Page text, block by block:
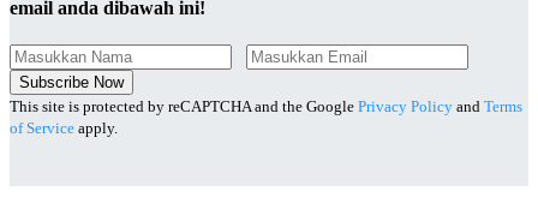
email anda dibawah ini!
Subscribe Now
This site is protected by reCAPTCHA and the Google Privacy Policy and Terms
of Service apply.